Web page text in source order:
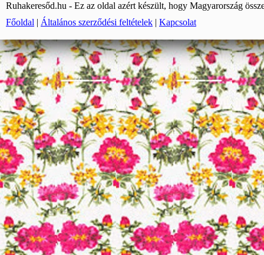
Ruhakeresőd.hu - Ez az oldal azért készült, hogy Magyarország
Főoldal | Általános szerződési feltételek | Kapcsolat